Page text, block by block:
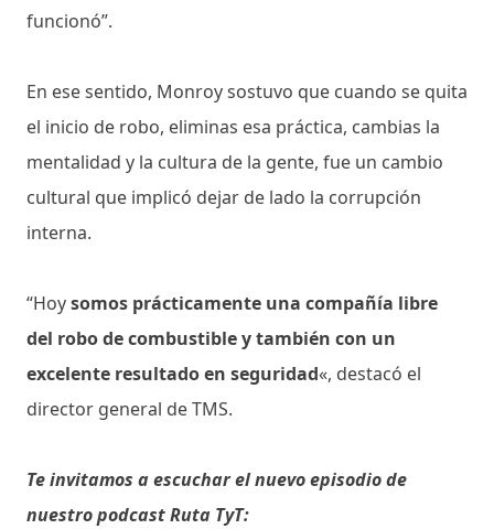
funcionó”.
En ese sentido, Monroy sostuvo que cuando se quita
el inicio de robo, eliminas esa práctica, cambias la
mentalidad y la cultura de la gente, fue un cambio
cultural que implicó dejar de lado la corrupción
interna.
“Hoysomos prácticamente una compañía libre
del robo de combustible y también con un
excelente resultado en seguridad«, destacó el
director general de TMS.
Te invitamos a escuchar el nuevo episodio de
nuestro podcast Ruta TyT: